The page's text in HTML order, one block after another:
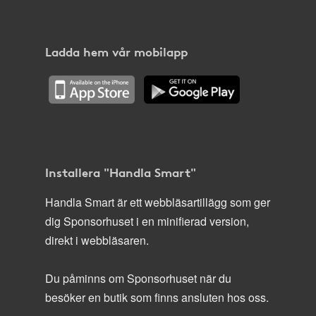
Ladda hem vår mobilapp
Installera "Handla Smart"
Handla Smart är ett webbläsartillägg som ger
dig Sponsorhuset i en minifierad version,
direkt i webbläsaren.
Du påminns om Sponsorhuset när du
besöker en butik som finns ansluten hos oss.